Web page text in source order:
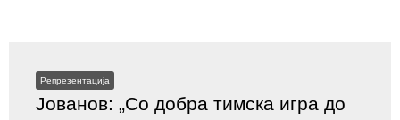
Репрезентација
Јованов: „Со добра тимска игра до